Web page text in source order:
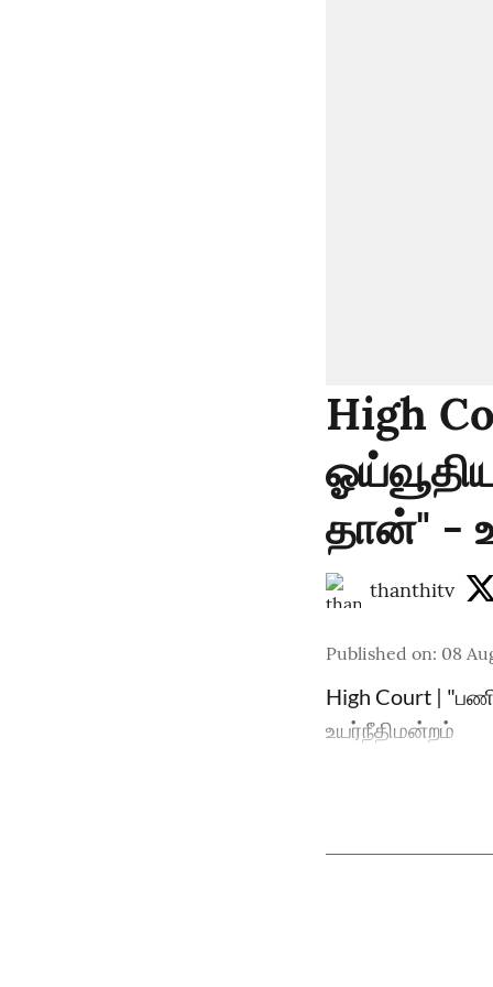
High
தான்" -
thanthitv
Published on: 08
High Court |
உயர்நீதிமன்றம்